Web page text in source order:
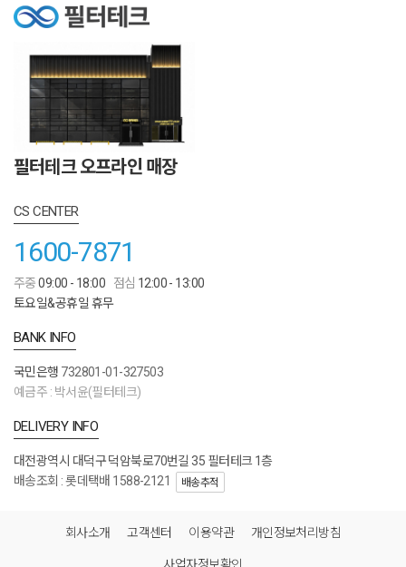
필터테크 오프라인 매장
CS CENTER
1600-7871
주중09:00 - 18:00 점심 12:00 - 13:00
토요일&공휴일 휴무
BANK INFO
국민은행 732801-01-327503
예금주 : 박서윤(필터테크)
DELIVERY INFO
대전광역시 대덕구 덕암북로70번길 35 필터테크 1층
배송조회 : 롯데택배 1588-2121
배송추적
회사소개 고객센터 이용약관 개인정보처리방침
사업자정보확인